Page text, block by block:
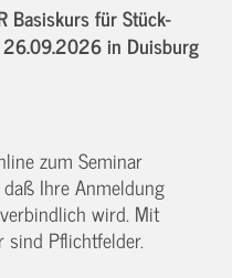
Basiskurs für Stück-
in Duisburg
zum Seminar
Ihre Anmeldung
wird. Mit
sind Pflichtfelder.